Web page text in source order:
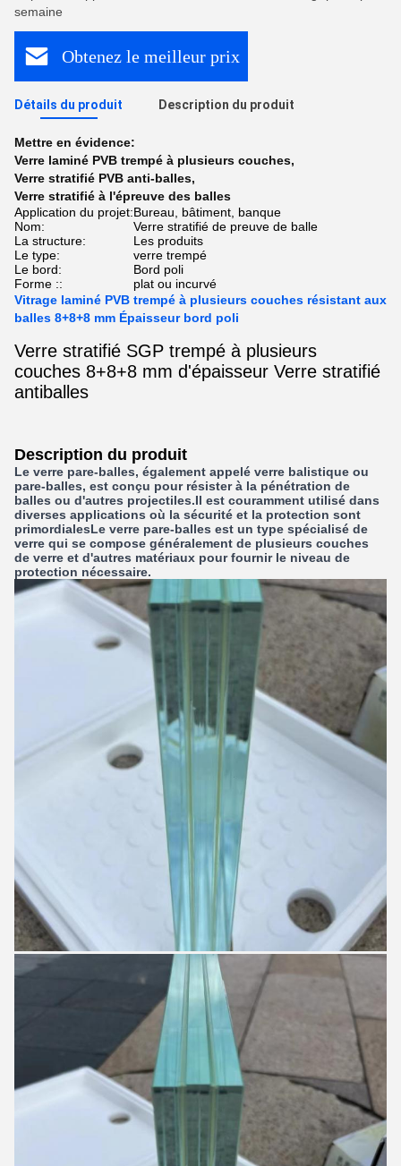
semaine
Obtenez le meilleur prix
Détails du produit Description du produit
Mettre en évidence:
Verre laminé PVB trempé à plusieurs couches,
Verre stratifié PVB anti-balles,
Verre stratifié à l'épreuve des balles
Application du projet:Bureau, bâtiment, banque
Nom:
Verre stratifié de preuve de balle
La structure:
Les produits
Le type:
verre trempé
Le bord:
Bord poli
Forme ::
plat ou incurvé
Vitrage laminé PVB trempé à plusieurs couches résistant aux
balles 8+8+8 mm Épaisseur bord poli
Verre stratifié SGP trempé à plusieurs
couches 8+8+8 mm d'épaisseur Verre stratifié
antiballes
Description du produit
Le verre pare-balles, également appelé verre balistique ou
pare-balles, est conçu pour résister à la pénétration de
balles ou d'autres projectiles.Il est couramment utilisé dans
diverses applications où la sécurité et la protection sont
primordialesLe verre pare-balles est un type spécialisé de
verre qui se compose généralement de plusieurs couches
de verre et d'autres matériaux pour fournir le niveau de
protection nécessaire.